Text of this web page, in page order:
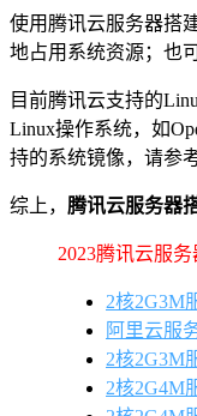
使用腾讯云服务器搭
地占用系统资源；也
目前腾讯云支持的
Linux操作系统，如
持的系统镜像，请参考
综上， 腾讯云服务器
2023腾讯云服
2核2G3M
阿里云服
2核2G3M
2核2G4M